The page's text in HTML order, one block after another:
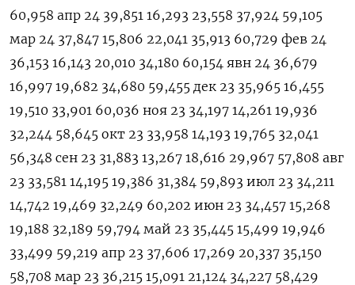
60,958 апр 24 39,851 16,293 23,558 37,924 59,105
мар 24 37,847 15,806 22,041 35,913 60,729 фев 24
36,153 16,143 20,010 34,180 60,154 явн 24 36,679
16,997 19,682 34,680 59,455 дек 23 35,965 16,455
19,510 33,901 60,036 ноя 23 34,197 14,261 19,936
32,244 58,645 окт 23 33,958 14,193 19,765 32,041
56,348 сен 23 31,883 13,267 18,616 29,967 57,808 авг
23 33,581 14,195 19,386 31,384 59,893 июл 23 34,211
14,742 19,469 32,249 60,202 июн 23 34,457 15,268
19,188 32,189 59,794 май 23 35,445 15,499 19,946
33,499 59,219 апр 23 37,606 17,269 20,337 35,150
58,708 мар 23 36,215 15,091 21,124 34,227 58,429